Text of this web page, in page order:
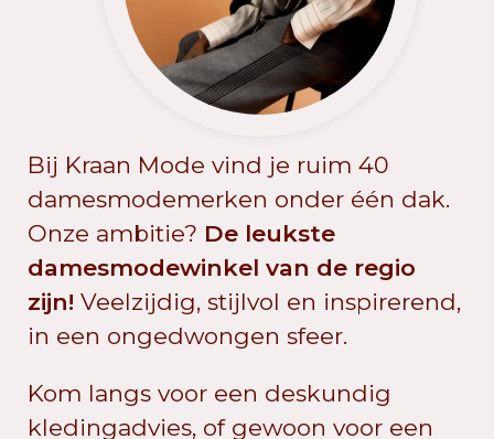
Bij Kraan Mode vind je ruim 40
damesmodemerken onder één dak.
Onze ambitie? De leukste
damesmodewinkel van de regio
zijn! Veelzijdig, stijlvol en inspirerend,
in een ongedwongen sfeer.
Kom langs voor een deskundig
kledingadvies, of gewoon voor een